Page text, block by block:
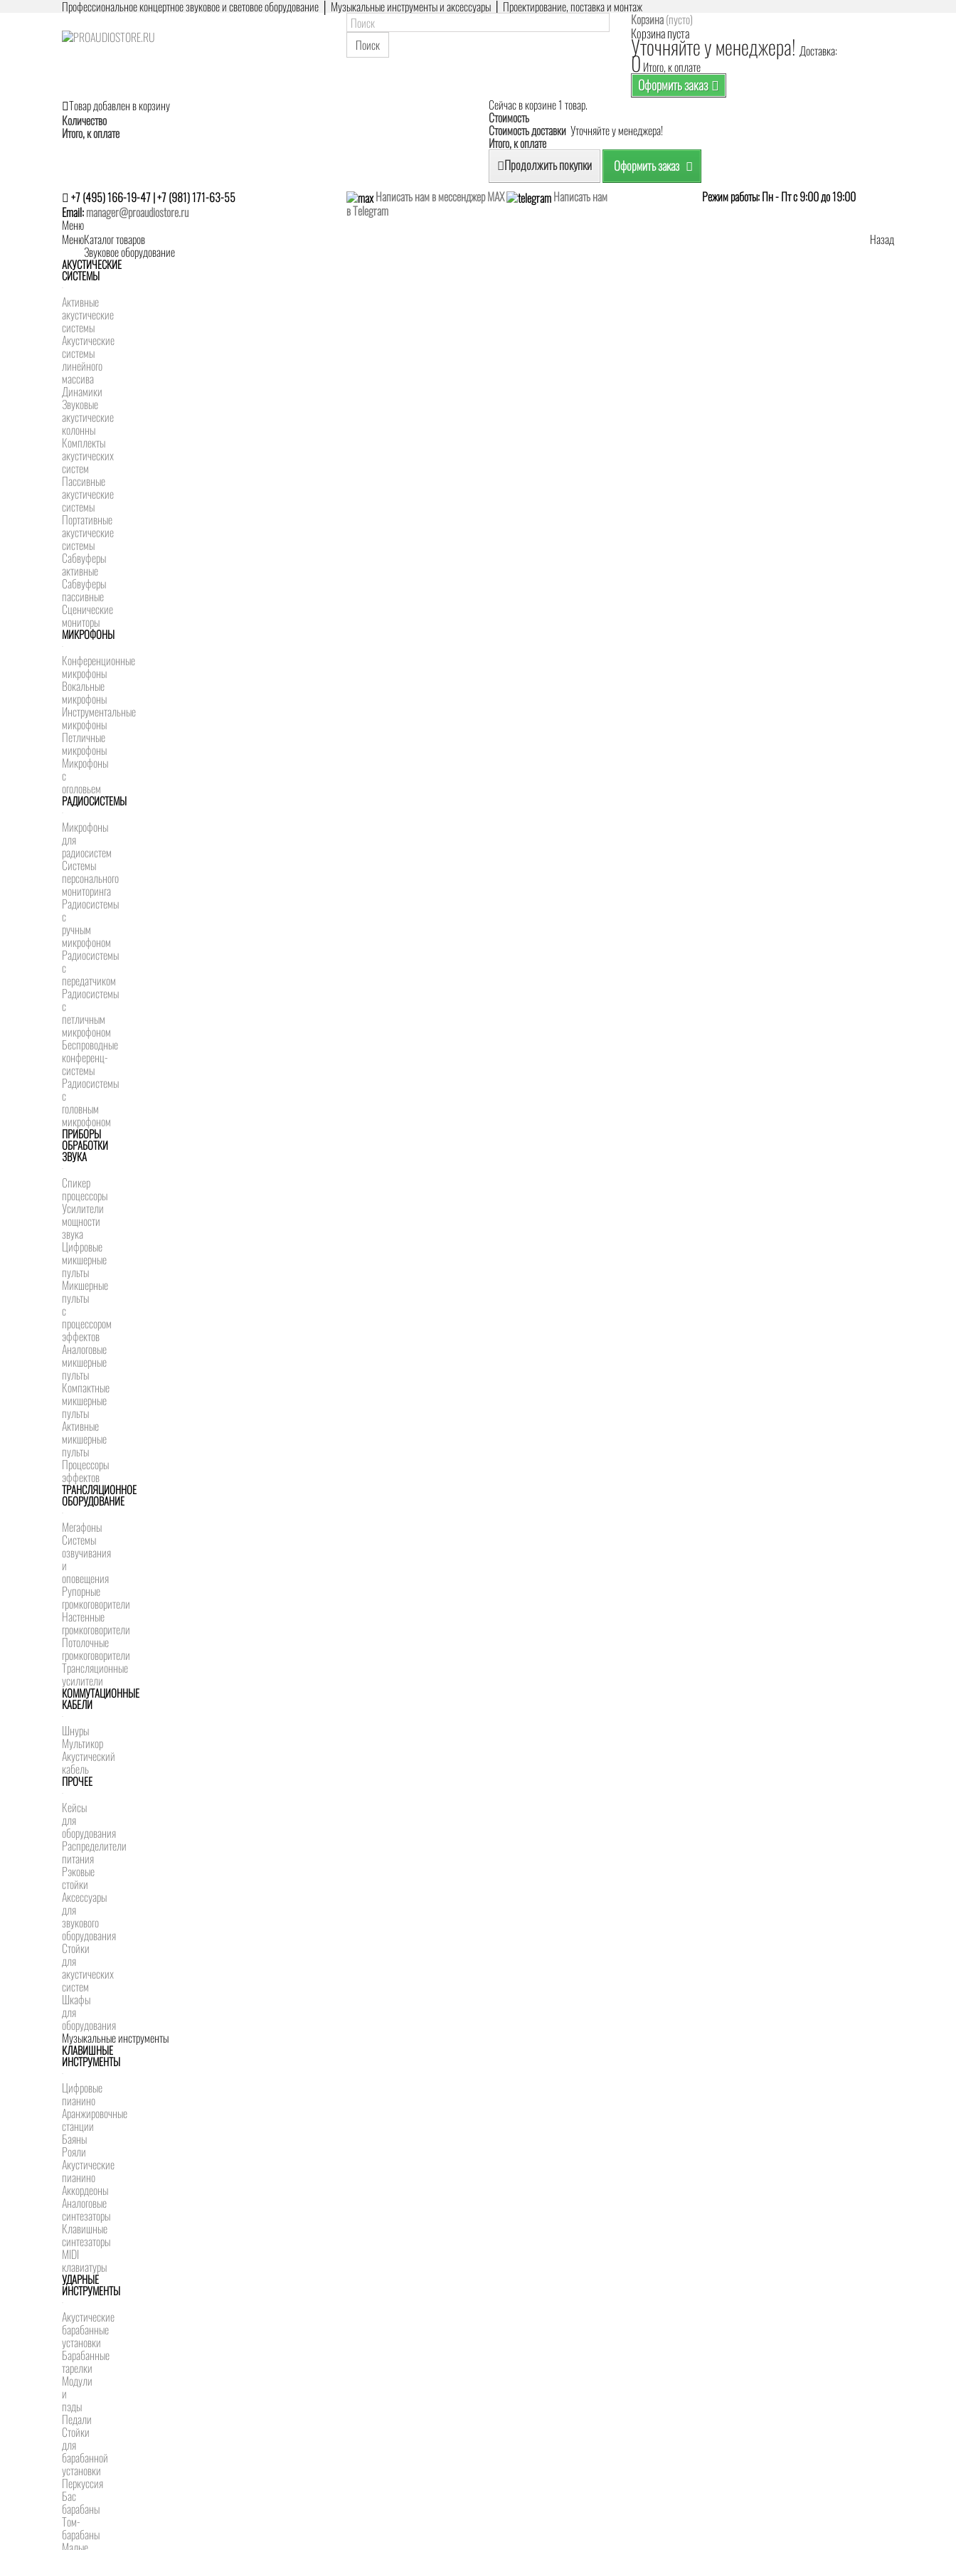
Профессиональное концертное звуковое и световое оборудование │ Музыкальные инструменты и аксессуары │ Проектирование, поставка и монтаж
Поиск
Корзина(пусто)
Корзина пуста
Уточняйте у менеджера! Доставка:
0 Итого, к оплате
Оформить заказ
Товар добавлен в корзину
Количество
Итого, к оплате
Сейчас в корзине 1 товар.
Стоимость
Стоимость доставки Уточняйте у менеджера!
Итого, к оплате
Продолжить покупки Оформить заказ
+7 (495) 166-19-47 | +7 (981) 171-63-55
Email:manager@proaudiostore.ru
Написать нам в мессенджер MAX
Написать нам
в Telegram
Режим работы: Пн - Пт с 9:00 до 19:00
Меню
Меню
Назад
Каталог товаров
Звуковое оборудование
АКУСТИЧЕСКИЕ
СИСТЕМЫ
Активные
акустические
системы
Акустические
системы
линейного
массива
Динамики
Звуковые
акустические
колонны
Комплекты
акустических
систем
Пассивные
акустические
системы
Портативные
акустические
системы
Сабвуферы
активные
Сабвуферы
пассивные
Сценические
мониторы
МИКРОФОНЫ
Конференционные
микрофоны
Вокальные
микрофоны
Инструментальные
микрофоны
Петличные
микрофоны
Микрофоны
с
оголовьем
РАДИОСИСТЕМЫ
Микрофоны
для
радиосистем
Системы
персонального
мониторинга
Радиосистемы
c
ручным
микрофоном
Радиосистемы
с
передатчиком
Радиосистемы
с
петличным
микрофоном
Беспроводные
конференц-
системы
Радиосистемы
с
головным
микрофоном
ПРИБОРЫ
ОБРАБОТКИ
ЗВУКА
Спикер
процессоры
Усилители
мощности
звука
Цифровые
микшерные
пульты
Микшерные
пульты
с
процессором
эффектов
Аналоговые
микшерные
пульты
Компактные
микшерные
пульты
Активные
микшерные
пульты
Процессоры
эффектов
ТРАНСЛЯЦИОННОЕ
ОБОРУДОВАНИЕ
Мегафоны
Системы
озвучивания
и
оповещения
Рупорные
громкоговорители
Настенные
громкоговорители
Потолочные
громкоговорители
Трансляционные
усилители
КОММУТАЦИОННЫЕ
КАБЕЛИ
Шнуры
Мультикор
Акустический
кабель
ПРОЧЕЕ
Кейсы
для
оборудования
Распределители
питания
Рэковые
стойки
Аксессуары
для
звукового
оборудования
Стойки
для
акустических
систем
Шкафы
для
оборудования
Музыкальные инструменты
КЛАВИШНЫЕ
ИНСТРУМЕНТЫ
Цифровые
пианино
Аранжировочные
станции
Баяны
Рояли
Акустические
пианино
Аккордеоны
Аналоговые
синтезаторы
Клавишные
синтезаторы
MIDI
клавиатуры
УДАРНЫЕ
ИНСТРУМЕНТЫ
Акустические
барабанные
установки
Барабанные
тарелки
Модули
и
пэды
Педали
Стойки
для
барабанной
установки
Перкуссия
Бас
барабаны
Том-
барабаны